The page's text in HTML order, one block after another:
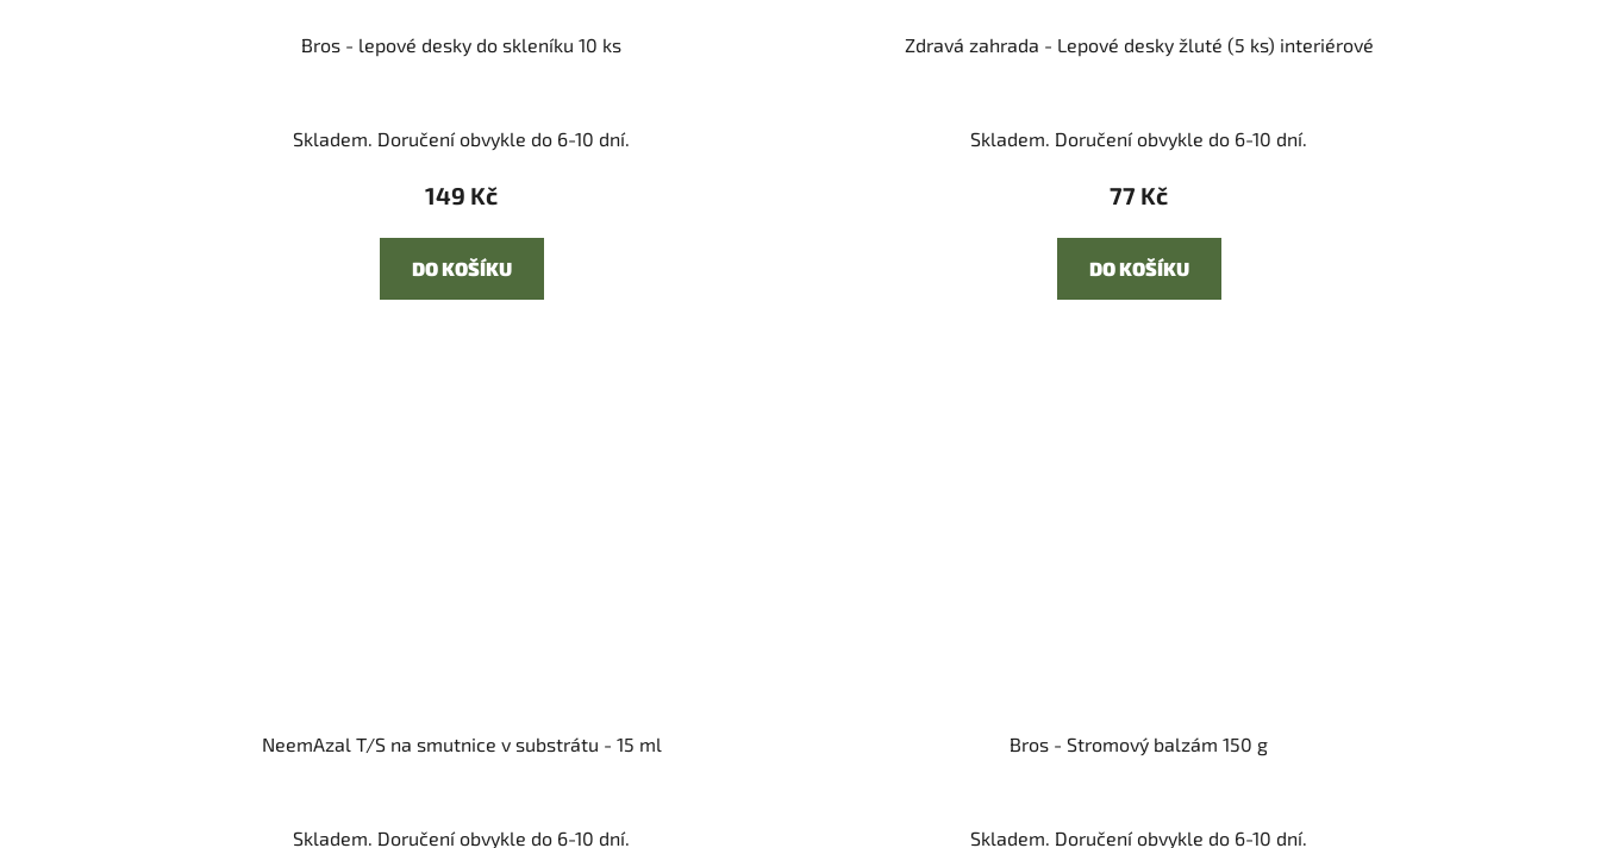
Bros - lepové desky do skleníku 10 ks
Skladem. Doručení obvykle do 6-10 dní.
149 Kč
DO KOŠÍKU
Zdravá zahrada - Lepové desky žluté (5 ks) interiérové
Skladem. Doručení obvykle do 6-10 dní.
77 Kč
DO KOŠÍKU
NeemAzal T/S na smutnice v substrátu - 15 ml
Skladem. Doručení obvykle do 6-10 dní.
Bros - Stromový balzám 150 g
Skladem. Doručení obvykle do 6-10 dní.